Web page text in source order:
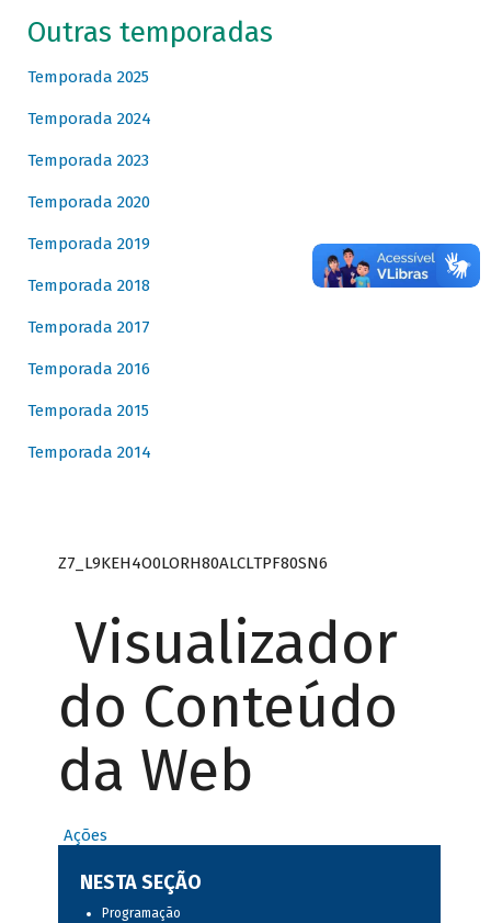
Outras temporadas
Temporada 2025
Temporada 2024
Temporada 2023
Temporada 2020
Temporada 2019
Temporada 2018
Temporada 2017
Temporada 2016
Temporada 2015
Temporada 2014
Z7_L9KEH4O0LORH80ALCLTPF80SN6
Visualizador
do Conteúdo
da Web
Ações
NESTA SEÇÃO
Programação